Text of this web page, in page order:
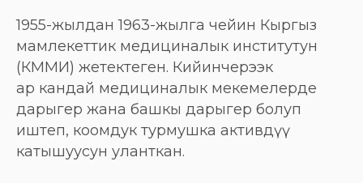
1955-жылдан 1963-жылга чейин Кыргыз
мамлекеттик медициналык институтун
(КММИ) жетектеген. Кийинчерээк
ар кандай медициналык мекемелерде
дарыгер жана башкы дарыгер болуп
иштеп, коомдук турмушка активдүү
катышуусун уланткан.